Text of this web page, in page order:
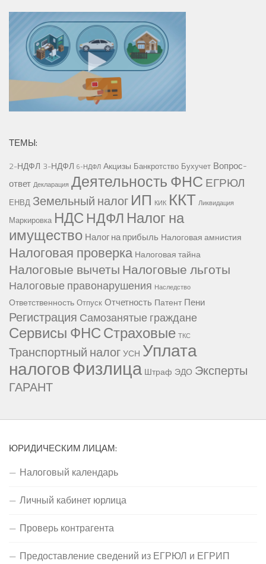
ТЕМЫ:
2-НДФЛ 3-НДФЛ 6-НДФЛ Акцизы Банкротство Бухучет Вопрос-
ответ Декларация Деятельность ФНС ЕГРЮЛ
ЕНВД Земельный налог ИП КИК ККТ Ликвидация
Маркировка НДС НДФЛ Налог на
имущество Налог на прибыль Налоговая амнистия
Налоговая проверка Налоговая тайна
Налоговые вычетыНалоговые льготы
Налоговые правонарушения Наследство
Ответственность Отпуск Отчетность Патент Пени
Регистрация Самозанятые граждане
Сервисы ФНССтраховые ТКС
Транспортный налогУСН Уплата
налоговФизлица Штраф ЭДО Эксперты
ГАРАНТ
ЮРИДИЧЕСКИМ ЛИЦАМ:
Налоговый календарь
Личный кабинет юрлица
Проверь контрагента
Предоставление сведений из ЕГРЮЛ и ЕГРИП